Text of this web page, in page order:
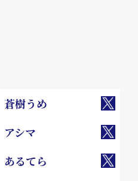
蒼樹うめ
アシマ
あるてら